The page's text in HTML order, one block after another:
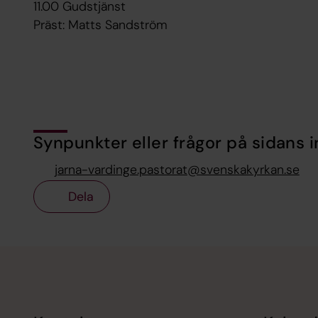
11.00 Gudstjänst
Präst: Matts Sandström
Synpunkter eller frågor på sidans
jarna-vardinge.pastorat@svenskakyrkan.se
Dela